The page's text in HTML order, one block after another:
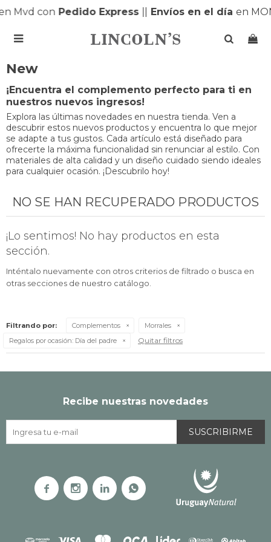
Mvd conPedido Express Envíos en el día en

New
¡Encuentra el complemento perfecto para ti en
nuestros nuevos ingresos!
Explora las últimas novedades en nuestra tienda. Ven a
descubrir estos nuevos productos y encuentra lo que mejor
se adapte a tus gustos. Cada artículo está diseñado para
ofrecerte la máxima funcionalidad sin renunciar al estilo. Con
materiales de alta calidad y un diseño cuidado siendo ideales
para cualquier ocasión. ¡Descubrilo hoy!
NO SE HAN RECUPERADO PRODUCTOS
¡Lo sentimos! No hay productos en esta
sección.
Inténtalo nuevamente con otros criterios de filtrado o busca en
otras secciones de nuestro catálogo.
Filtrando por: Complementos
Morrales
Regalos por ocasión: Día del padre Quitar filtros
Recibe nuestras novedades
SUSCRIBIRME
   